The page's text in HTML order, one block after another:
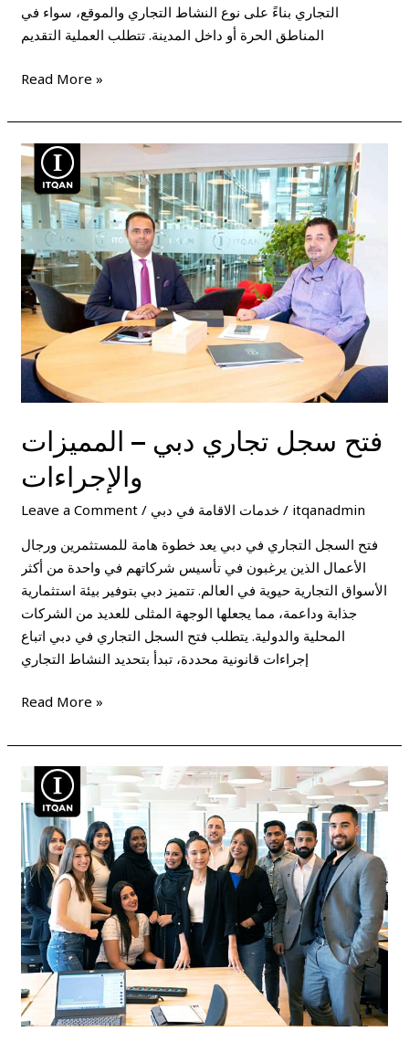
التجاري بناءً على نوع النشاط التجاري والموقع، سواء في
المناطق الحرة أو داخل المدينة. تتطلب العملية التقديم
Read More »
فتح سجل تجاري دبي – المميزات
والإجراءات
Leave a Comment / خدمات الاقامة في دبي / itqanadmin
فتح السجل التجاري في دبي يعد خطوة هامة للمستثمرين ورجال
الأعمال الذين يرغبون في تأسيس شركاتهم في واحدة من أكثر
الأسواق التجارية حيوية في العالم. تتميز دبي بتوفير بيئة استثمارية
جذابة وداعمة، مما يجعلها الوجهة المثلى للعديد من الشركات
المحلية والدولية. يتطلب فتح السجل التجاري في دبي اتباع
إجراءات قانونية محددة، تبدأ بتحديد النشاط التجاري
فتح
سجل
تجاري
دبي
–
المميزات
والإجراءات
Read More »
خطوات
تأسيس
شركة
في
دبي
بأقل
التكاليف